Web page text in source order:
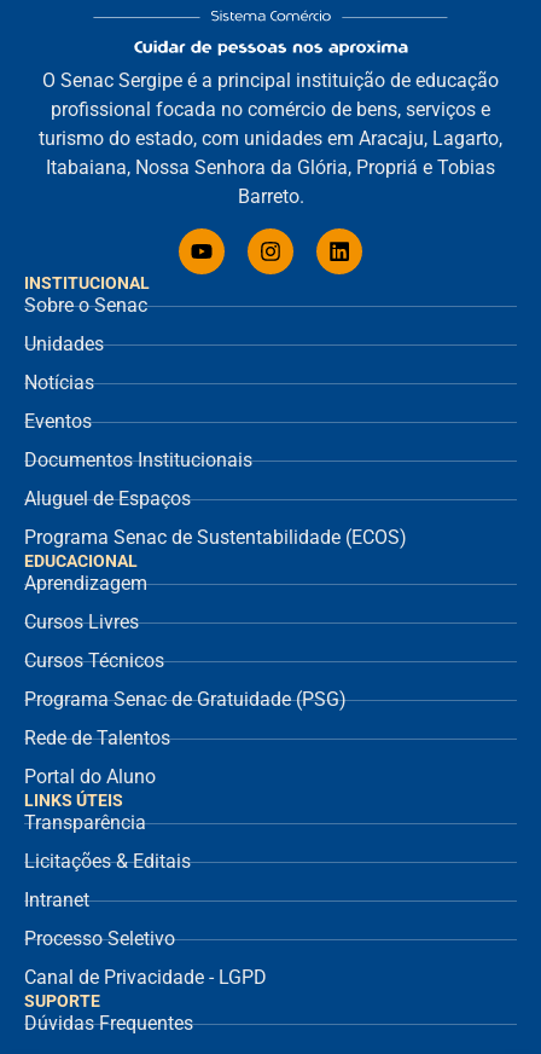
INSTITUCIONAL
Sobre o Senac
Unidades
Notícias
Eventos
Documentos Institucionais
Aluguel de Espaços
Programa Senac de Sustentabilidade (ECOS)
EDUCACIONAL
Aprendizagem
Cursos Livres
Cursos Técnicos
Programa Senac de Gratuidade (PSG)
Rede de Talentos
Portal do Aluno
O Senac Sergipe é a principal instituição de educação
profissional focada no comércio de bens, serviços e
turismo do estado, com unidades em Aracaju, Lagarto,
Itabaiana, Nossa Senhora da Glória, Propriá e Tobias
Barreto.
LINKS ÚTEIS
Transparência
Licitações & Editais
Intranet
Processo Seletivo
Canal de Privacidade - LGPD
SUPORTE
Dúvidas Frequentes